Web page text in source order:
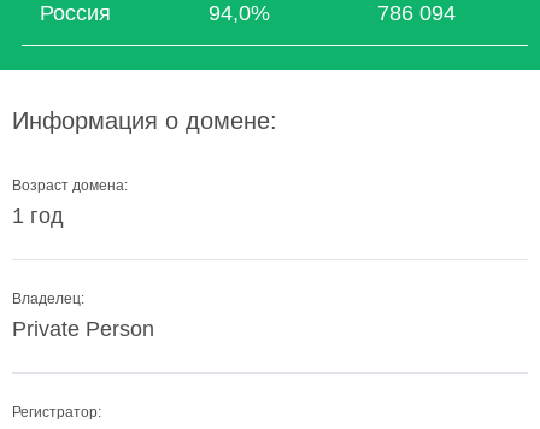
Россия 94,0% 786 094
Информация о домене:
Возраст домена:
1 год
Владелец:
Private Person
Регистратор: